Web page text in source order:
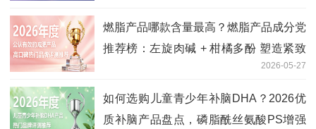
燃脂产品哪款含量最高？燃脂产品成分党
推荐榜：左旋肉碱 + 柑橘多酚 塑造紧致
2026-05-27
如何选购儿童青少年补脑DHA？2026优
质补脑产品盘点，磷脂酰丝氨酸PS增强